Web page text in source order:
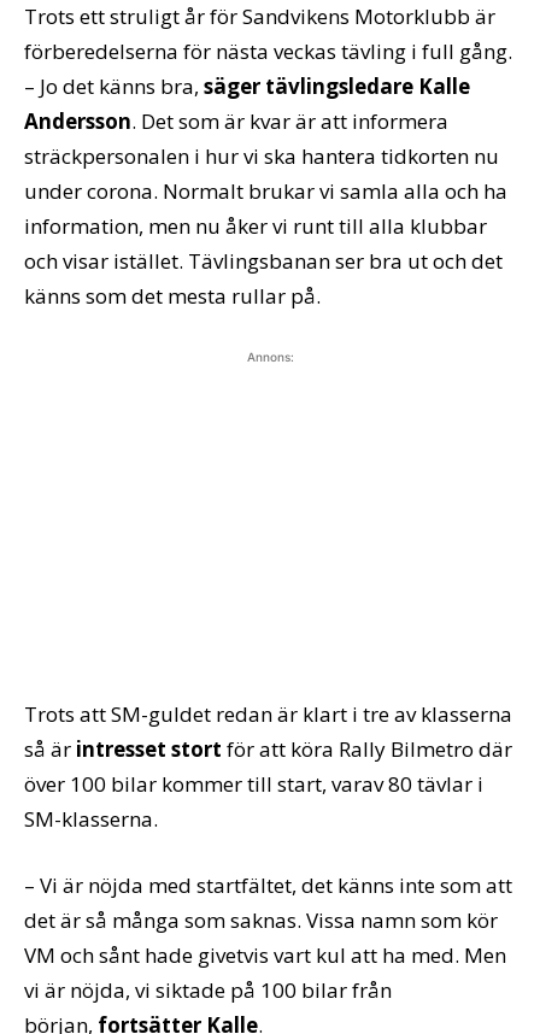
Trots ett struligt år för Sandvikens Motorklubb är
förberedelserna för nästa veckas tävling i full gång.
– Jo det känns bra, säger tävlingsledare Kalle
Andersson. Det som är kvar är att informera
sträckpersonalen i hur vi ska hantera tidkorten nu
under corona. Normalt brukar vi samla alla och ha
information, men nu åker vi runt till alla klubbar
och visar istället. Tävlingsbanan ser bra ut och det
känns som det mesta rullar på.
Annons:
Trots att SM-guldet redan är klart i tre av klasserna
så är intresset stort för att köra Rally Bilmetro där
över 100 bilar kommer till start, varav 80 tävlar i
SM-klasserna.
– Vi är nöjda med startfältet, det känns inte som att
det är så många som saknas. Vissa namn som kör
VM och sånt hade givetvis vart kul att ha med. Men
vi är nöjda, vi siktade på 100 bilar från
början, fortsätter Kalle.